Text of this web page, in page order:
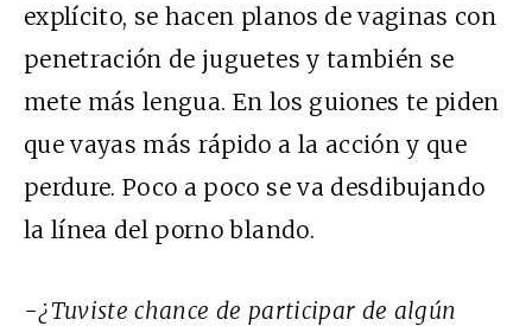
explícito, se hacen planos de vaginas con
penetración de juguetes y también se
mete más lengua. En los guiones te piden
que vayas más rápido a la acción y que
perdure. Poco a poco se va desdibujando
la línea del porno blando.
-¿Tuviste chance de participar de algún